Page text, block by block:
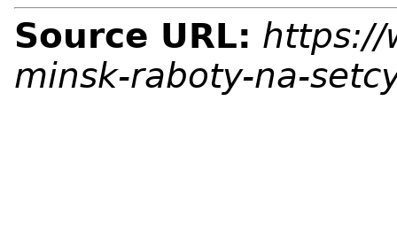
Source URL: https://
minsk-raboty-na-